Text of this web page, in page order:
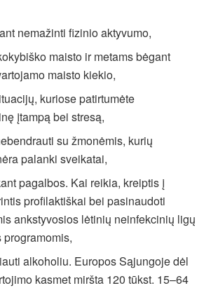
nemažinti fizinio aktyvumo,
maisto ir metams bėgant
maisto kiekio,
kuriose patirtumėte
įtampą bei stresą,
su žmonėmis, kurių
palanki sveikatai,
pagalbos. Kai reikia, kreiptis į
profilaktiškai bei pasinaudoti
ankstyvosios lėtinių neinfekcinių ligų
alkoholiu. Europos Sąjungoje dėl
kasmet miršta 120 tūkst. 15–64